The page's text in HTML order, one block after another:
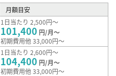
月額目安
1日当たり 2,500円～
101,400 円/月～
初期費用他 33,000円～
1日当たり 2,600円～
104,400 円/月～
初期費用他 33,000円～